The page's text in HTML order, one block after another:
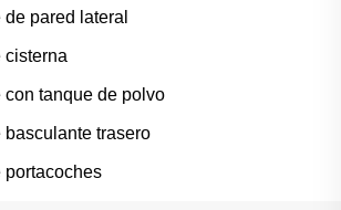
pared lateral
cisterna
con tanque de polvo
basculante trasero
portacoches